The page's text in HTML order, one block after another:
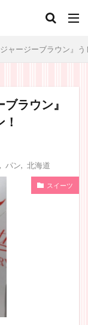
ャージーブラウン』
ラウン』
パン 北海道
スイーツ